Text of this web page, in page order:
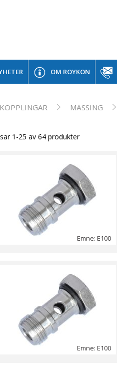
OM ROYKON
MÄSSING
1-25 av 64 produkter
Emne: E100
Emne: E100